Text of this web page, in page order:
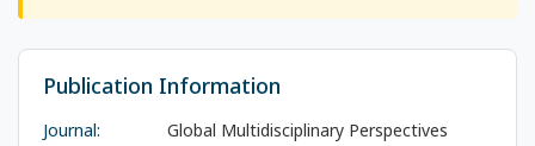
Publication Information
Journal:
Global Multidisciplinary Perspectives